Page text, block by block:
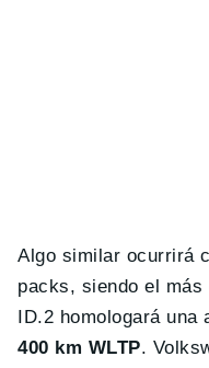
Algo similar ocurrirá
packs, siendo el
ID.2 homologará una
400 km WLTP.